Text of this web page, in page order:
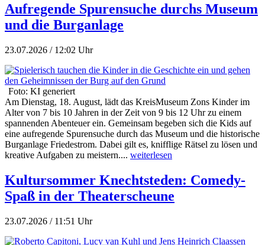
Aufregende Spurensuche durchs Museum
und die Burganlage
23.07.2026 / 12:02 Uhr
Foto: KI generiert
Am Dienstag, 18. August, lädt das KreisMuseum Zons Kinder im
Alter von 7 bis 10 Jahren in der Zeit von 9 bis 12 Uhr zu einem
spannenden Abenteuer ein. Gemeinsam begeben sich die Kids auf
eine aufregende Spurensuche durch das Museum und die historische
Burganlage Friedestrom. Dabei gilt es, knifflige Rätsel zu lösen und
kreative Aufgaben zu meistern.... weiterlesen
Kultursommer Knechtsteden: Comedy-
Spaß in der Theaterscheune
23.07.2026 / 11:51 Uhr